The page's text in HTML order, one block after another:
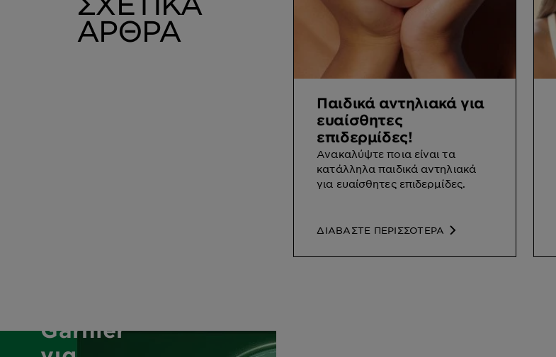
ΑΡΘΡΑ
Παιδικά αντηλιακά για
ευαίσθητες
επιδερμίδες!
Ανακαλύψτε ποια είναι τα
κατάλληλα παιδικά αντηλιακά
για ευαίσθητες επιδερμίδες.
ΔΙΑΒΑΣΤΕ ΠΕΡΙΣΣΟΤΕΡΑ
Garnier